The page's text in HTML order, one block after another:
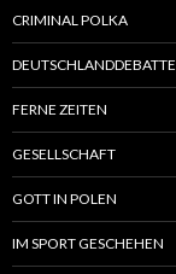
CRIMINAL POLKA
DEUTSCHLANDDEBATTE
FERNE ZEITEN
GESELLSCHAFT
GOTT IN POLEN
IM SPORT GESCHEHEN